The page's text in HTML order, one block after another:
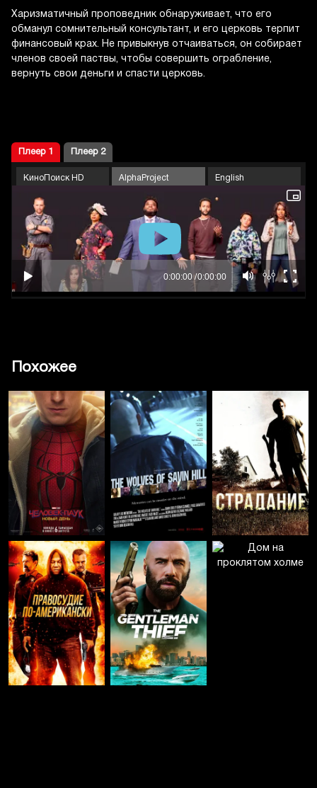
Харизматичный проповедник обнаруживает, что его
обманул сомнительный консультант, и его церковь терпит
финансовый крах. Не привыкнув отчаиваться, он собирает
членов своей паствы, чтобы совершить ограбление,
вернуть свои деньги и спасти церковь.
Плеер 1 Плеер 2
КиноПоиск HD AlphaProject English
Похожее